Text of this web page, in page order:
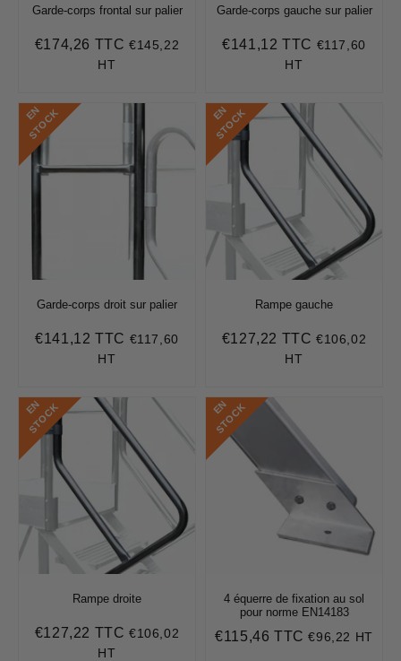
Garde-corps frontal sur palier
Prix
€174,26 TTC €174,26
€145,22
HT
Garde-corps gauche sur palier
Prix
€141,12 TTC €141,12
€117,60
HT
E
N
S
T
O
C
K
Garde-corps droit sur palier
Prix
€141,12 TTC €141,12
€117,60
HT
E
N
S
T
O
C
K
Rampe gauche
Prix
€127,22 TTC €127,22
€106,02
HT
E
N
S
T
O
C
K
Rampe droite
Prix
€127,22 TTC €127,22
€106,02
HT
E
N
S
T
O
C
K
4 équerre de fixation au sol
pour norme EN14183
Prix
€115,46 TTC€115,46
€96,22 HT